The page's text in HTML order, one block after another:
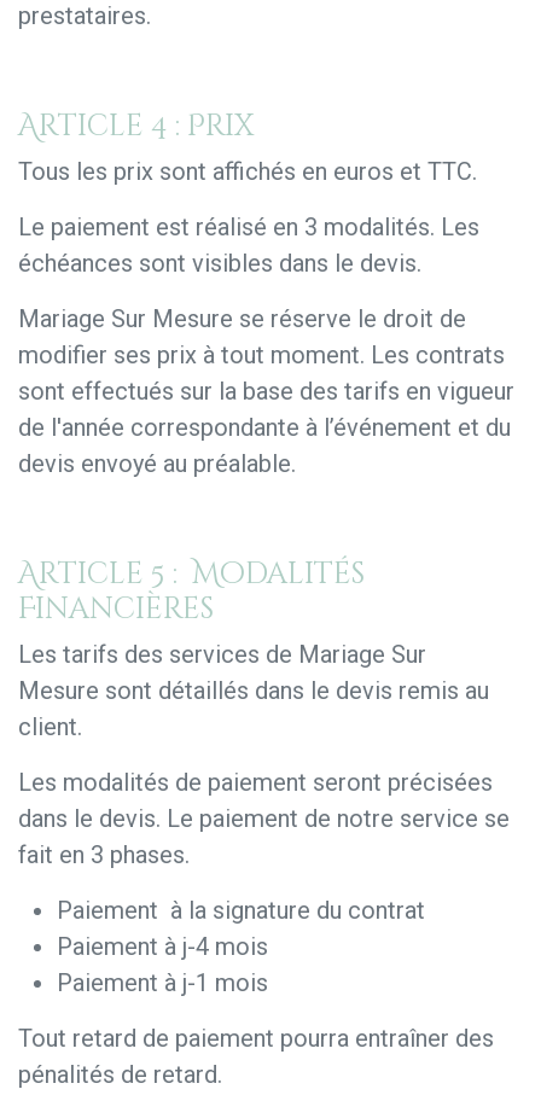
prestataires.
Article 4 : Prix
Tous les prix sont affichés en euros et TTC.
Le paiement est réalisé en 3 modalités. Les
échéances sont visibles dans le devis.
Mariage Sur Mesure se réserve le droit de
modifier ses prix à tout moment. Les contrats
sont effectués sur la base des tarifs en vigueur
de l'année correspondante à l’événement et du
devis envoyé au préalable.
Article 5 : Modalités
Financières
Les tarifs des services de Mariage Sur
Mesure sont détaillés dans le devis remis au
client.
Les modalités de paiement seront précisées
dans le devis. Le paiement de notre service se
fait en 3 phases.
Paiement à la signature du contrat
Paiement à j-4 mois
Paiement à j-1 mois
Tout retard de paiement pourra entraîner des
pénalités de retard.